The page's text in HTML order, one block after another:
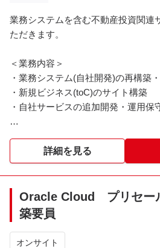
業務システムを含む不動産投資関連
ただきます。
＜業務内容＞
・業務システム(自社開発)の再構築
・新規ビジネス(toC)のサイト構築
・自社サービスの追加開発・運用保
設計/開発/テスト
＜就業時間＞
9:00‐18:00
＜備考＞
コーディングテストあり
詳細を見る
Oracle Cloud プリセー
築要員
オンサイト